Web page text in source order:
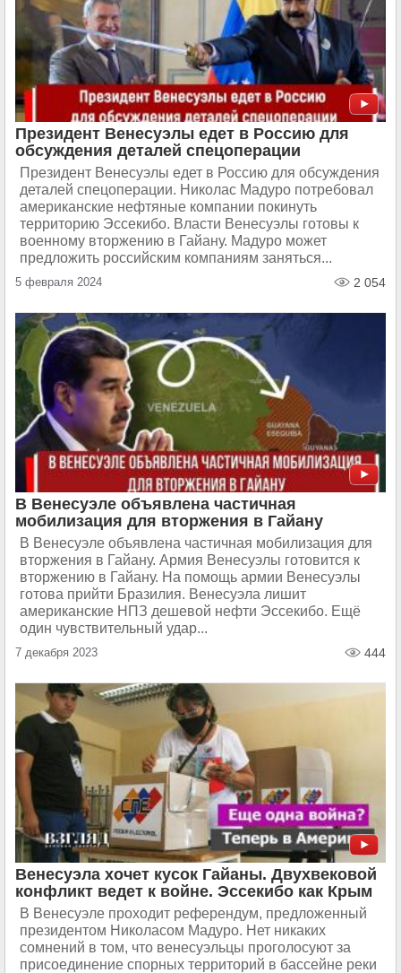
Президент Венесуэлы едет в Россию для
обсуждения деталей спецоперации
Президент Венесуэлы едет в Россию для обсуждения
деталей спецоперации. Николас Мадуро потребовал
американские нефтяные компании покинуть
территорию Эссекибо. Власти Венесуэлы готовы к
военному вторжению в Гайану. Мадуро может
предложить российским компаниям заняться...
5 февраля 2024 2 054
В Венесуэле объявлена частичная
мобилизация для вторжения в Гайану
В Венесуэле объявлена частичная мобилизация для
вторжения в Гайану. Армия Венесуэлы готовится к
вторжению в Гайану. На помощь армии Венесуэлы
готова прийти Бразилия. Венесуэла лишит
американские НПЗ дешевой нефти Эссекибо. Ещё
один чувствительный удар...
7 декабря 2023 444
Венесуэла хочет кусок Гайаны. Двухвековой
конфликт ведет к войне. Эссекибо как Крым
В Венесуэле проходит референдум, предложенный
президентом Николасом Мадуро. Нет никаких
сомнений в том, что венесуэльцы проголосуют за
присоединение спорных территорий в бассейне реки